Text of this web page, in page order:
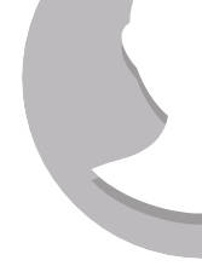
Регистрация